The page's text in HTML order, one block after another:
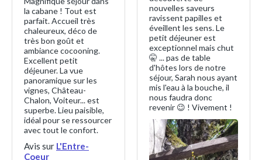
la cabane ! Tout est
parfait. Accueil très
chaleureux, déco de
très bon goût et
ambiance cocooning.
Excellent petit
déjeuner. La vue
panoramique sur les
vignes, Château-
Chalon, Voiteur... est
superbe. Lieu paisible,
idéal pour se ressourcer
avec tout le confort.
Avis sur L'Entre-
Coeur
nouvelles saveurs
ravissent papilles et
éveillent les sens. Le
petit déjeuner est
exceptionnel mais chut
🤫 ... pas de table
d'hôtes lors de notre
séjour, Sarah nous ayant
mis l'eau à la bouche, il
nous faudra donc
revenir 😉 ! Vivement !